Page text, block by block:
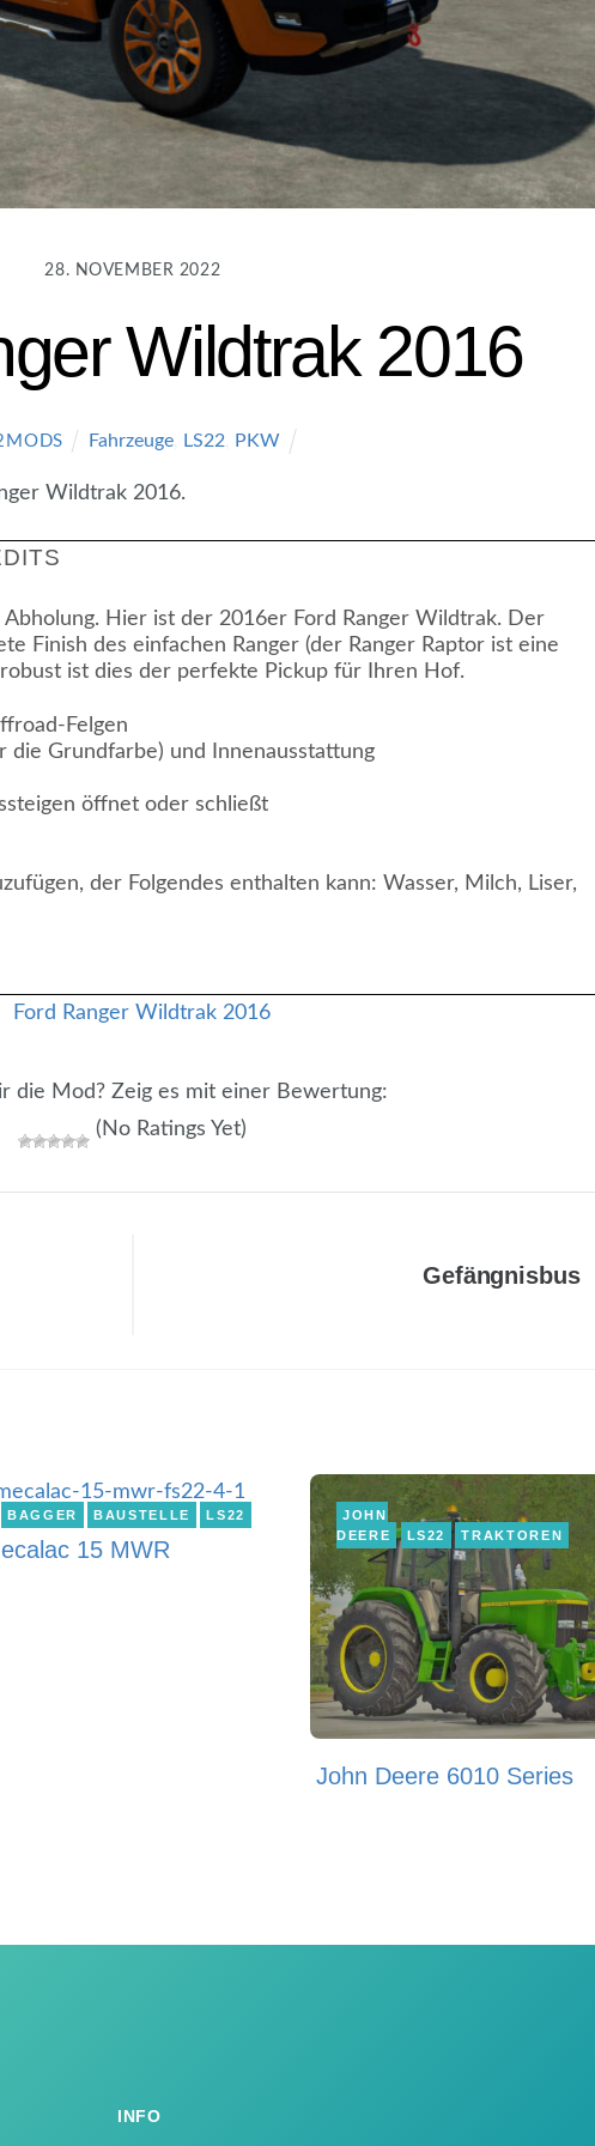
28. NOVEMBER 2022
Wildtrak 2016
Fahrzeuge LS22 PKW
Wildtrak 2016.
Hier ist der 2016er Ford Ranger Wildtrak. Der
Finish des einfachen Ranger (der Ranger Raptor ist eine
ist dies der perfekte Pickup für Ihren Hof.
Felgen
die Grundfarbe) und Innenausstattung
öffnet oder schließt
der Folgendes enthalten kann: Wasser, Milch, Liser,
die Mod? Zeig es mit einer Bewertung:
(No Ratings Yet)
Gefängnisbus
BAGGER BAUSTELLE LS22
15 MWR
JOHN
DEERE
LS22 TRAKTOREN
John Deere 6010 Series
INFO